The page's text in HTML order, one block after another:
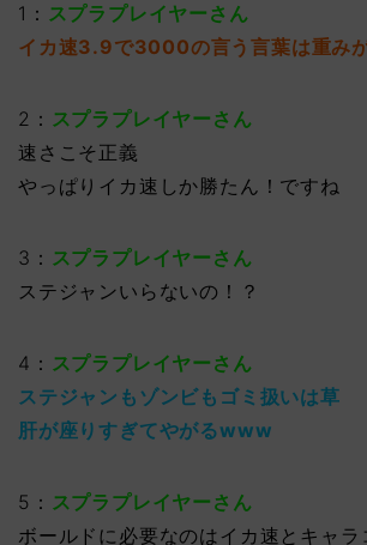
1： スプラプレイヤーさん
イカ速3.9で3000の言う言葉は重みが
2： スプラプレイヤーさん
速さこそ正義
やっぱりイカ速しか勝たん！ですね
3： スプラプレイヤーさん
ステジャンいらないの！？
4： スプラプレイヤーさん
ステジャンもゾンビもゴミ扱いは草
肝が座りすぎてやがるwww
5： スプラプレイヤーさん
ボールドに必要なのはイカ速とキャラ